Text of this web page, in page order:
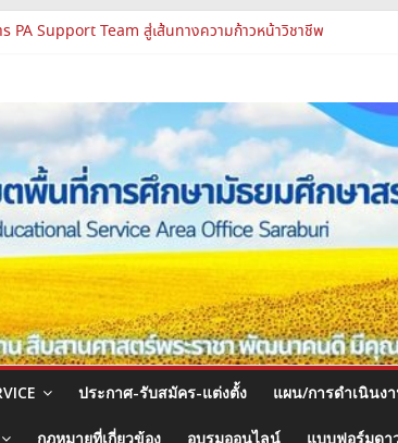
PA Support Team สู่เส้นทางความก้าวหน้าวิชาชีพ
รส่งเสริมความโปร่งใสในสำนักงานเขตพื้นที่การศึกษา 2569
แห่งอนาคต รร.สบว.
ประกาศ-รับสมัคร-แต่งตั้ง แผน/การดำเนินง
กฎหมายที่เกี่ยวข้อง อบรมออนไลน์ แบบฟอร์มดา